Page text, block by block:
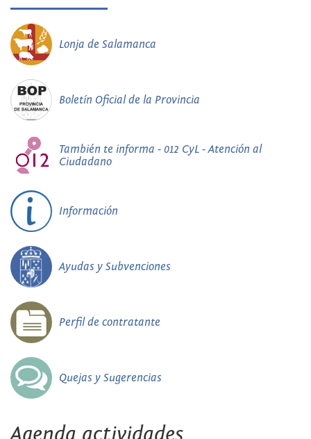
Lonja de Salamanca
Boletín Oficial de la Provincia
También te informa - 012 CyL - Atención al
Ciudadano
Información
Ayudas y Subvenciones
Perfil de contratante
Quejas y Sugerencias